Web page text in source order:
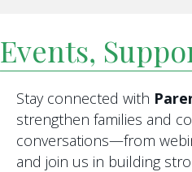
Events,
Stay connected with
strengthen families and
conversations—from
and join us in building